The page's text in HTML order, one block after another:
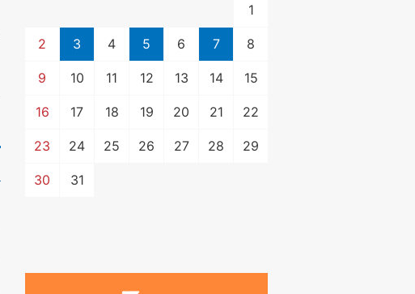
1
2 3 4 5 6 7 8
9 10 11 12 13 14 15
16 17 18 19 20 21 22
23 24 25 26 27 28 29
30 31